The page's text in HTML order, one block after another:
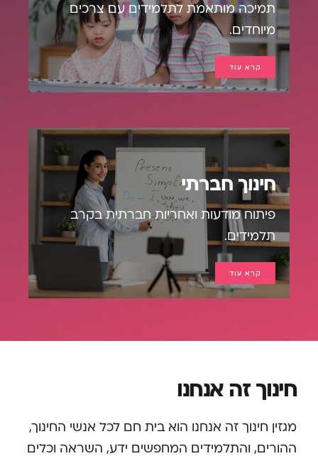
תמיכה מותאמת לתלמידים עם צרכים
מיוחדים.
קרא עוד
חינוך חברתי
פיתוח מודעות ואחריות חברתית בקרב
תלמידים.
קרא עוד
חינוך זה אנחנו
מגזין חינוך זה אנחנו הוא בית חם לכל אנשי החינוך,
ההורים, והתלמידים המחפשים ידע, השראה וכלים